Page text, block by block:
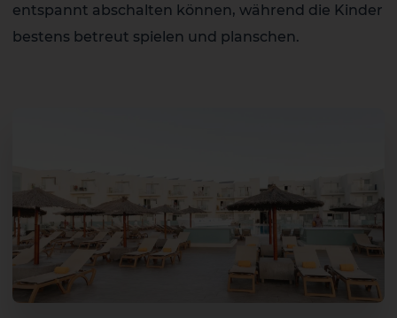
entspannt abschalten können, während die Kinder
bestens betreut spielen und planschen.